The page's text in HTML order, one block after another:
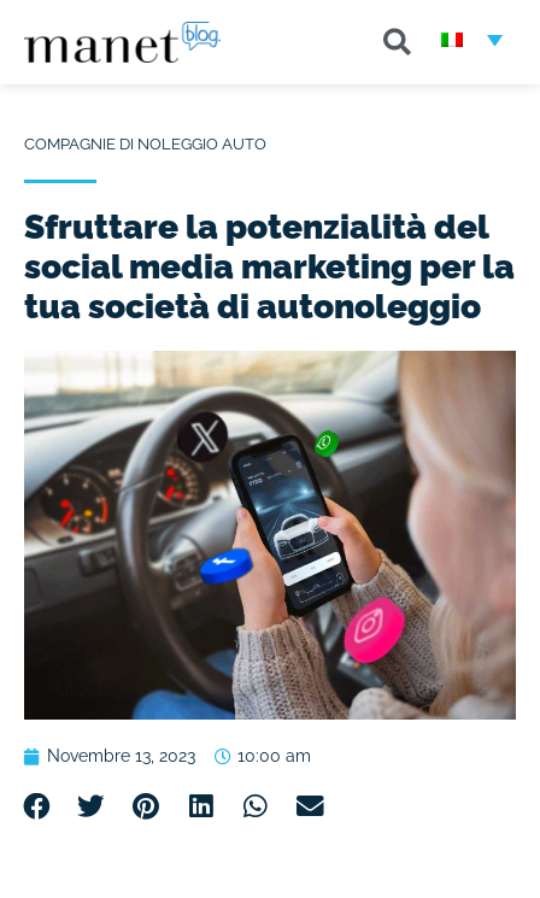
COMPAGNIE DI NOLEGGIO AUTO
Sfruttare la potenzialità del
social media marketing per la
tua società di autonoleggio
Novembre 13, 2023 10:00 am